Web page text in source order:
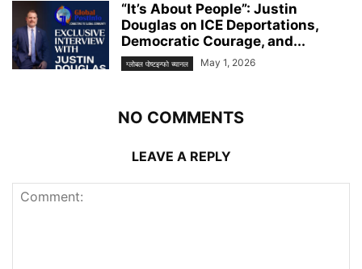
“It’s About People”: Justin
Douglas on ICE Deportations,
Democratic Courage, and...
ग्लोबल पोष्टइन्फो च्यानल May 1, 2026
NO COMMENTS
LEAVE A REPLY